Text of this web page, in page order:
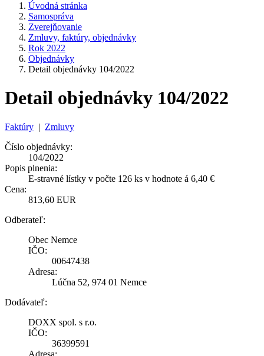
Úvodná stránka
Samospráva
Zverejňovanie
Zmluvy, faktúry, objednávky
Rok 2022
Objednávky
Detail objednávky 104/2022
Detail objednávky 104/2022
Faktúry | Zmluvy
Číslo objednávky:
104/2022
Popis plnenia:
E-stravné lístky v počte 126 ks v hodnote á 6,40 €
Cena:
813,60 EUR
Odberateľ:
Obec Nemce
IČO:
00647438
Adresa:
Lúčna 52, 974 01 Nemce
Dodávateľ:
DOXX spol. s r.o.
IČO:
36399591
Adresa: